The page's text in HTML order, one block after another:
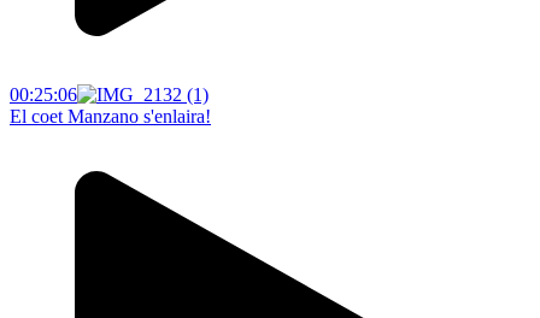
00:25:06
El coet Manzano s'enlaira!